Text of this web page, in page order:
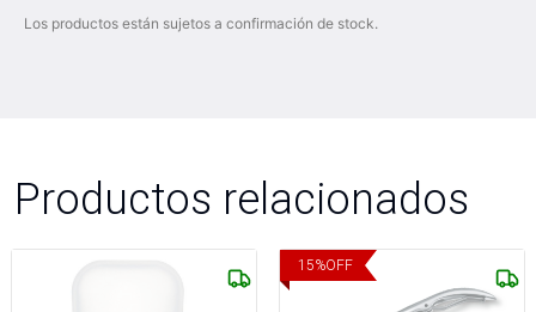
Los productos están sujetos a confirmación de stock.
Productos relacionados
15%OFF